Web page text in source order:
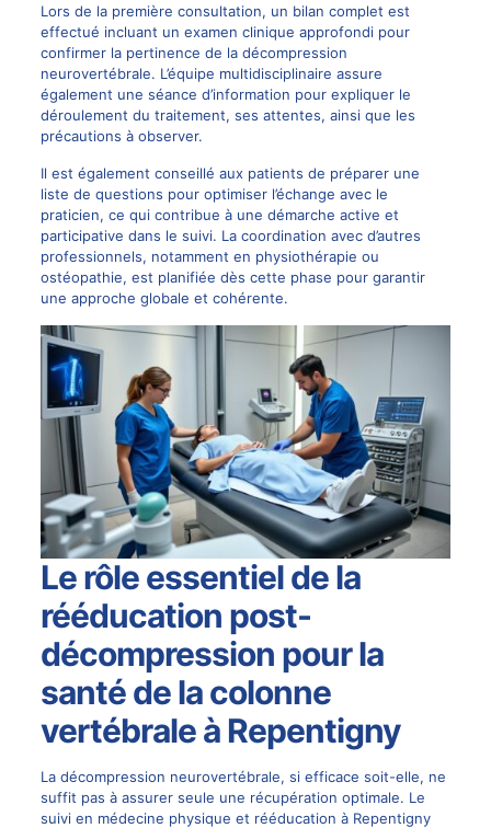
Lors de la première consultation, un bilan complet est
effectué incluant un examen clinique approfondi pour
confirmer la pertinence de la décompression
neurovertébrale. L’équipe multidisciplinaire assure
également une séance d’information pour expliquer le
déroulement du traitement, ses attentes, ainsi que les
précautions à observer.
Il est également conseillé aux patients de préparer une
liste de questions pour optimiser l’échange avec le
praticien, ce qui contribue à une démarche active et
participative dans le suivi. La coordination avec d’autres
professionnels, notamment en physiothérapie ou
ostéopathie, est planifiée dès cette phase pour garantir
une approche globale et cohérente.
Le rôle essentiel de la
rééducation post-
décompression pour la
santé de la colonne
vertébrale à Repentigny
La décompression neurovertébrale, si efficace soit-elle, ne
suffit pas à assurer seule une récupération optimale. Le
suivi en médecine physique et rééducation à Repentigny